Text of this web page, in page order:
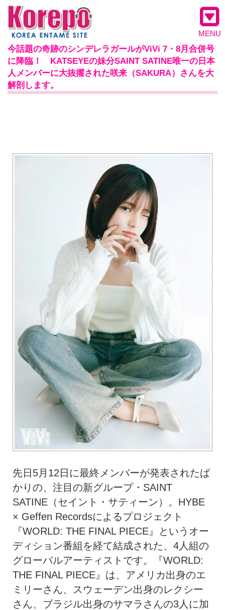
MENU
今話題の奇跡のシンデレラガールがViVi 7・8月合併号
に降臨！ KATSEYEの妹分SAINT SATINE唯一の日本
人メンバーに大抜擢された咲来（SAKURA）さんを大
解剖します。
先日5月12日に最終メンバーが発表されたば
かりの、注目の新グループ・SAINT
SATINE（セイント・サティーン）。HYBE
× Geffen Recordsによるプロジェクト
『WORLD: THE FINAL PIECE』というオー
ディション番組を経て結成された、4人組の
グローバルアーティストです。『WORLD:
THE FINAL PIECE』は、アメリカ出身のエ
ミリーさん、スウェーデン出身のレクシー
さん、ブラジル出身のサマラさんの3人に加